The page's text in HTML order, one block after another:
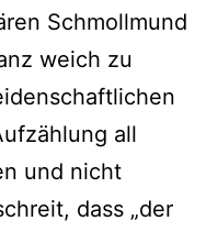
Schmollmund
weich zu
all
und nicht
dass „der